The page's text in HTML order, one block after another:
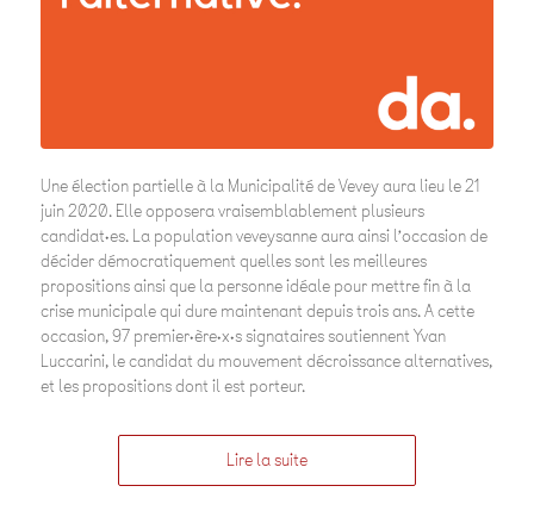
Une élection partielle à la Municipalité de Vevey aura lieu le 21
juin 2020. Elle opposera vraisemblablement plusieurs
candidat·es. La population veveysanne aura ainsi l’occasion de
décider démocratiquement quelles sont les meilleures
propositions ainsi que la personne idéale pour mettre fin à la
crise municipale qui dure maintenant depuis trois ans. A cette
occasion, 97 premier·ère·x·s signataires soutiennent Yvan
Luccarini, le candidat du mouvement décroissance alternatives,
et les propositions dont il est porteur.
Lire la suite